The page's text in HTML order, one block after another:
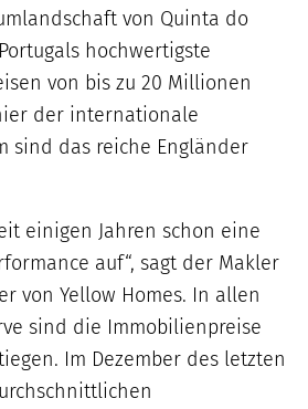
von Quinta do
hochwertigste
von bis zu 20 Millionen
der internationale
sind das reiche Engländer
einigen Jahren schon eine
auf“, sagt der Makler
von Yellow Homes. In allen
sind die Immobilienpreise
Im Dezember des letzten